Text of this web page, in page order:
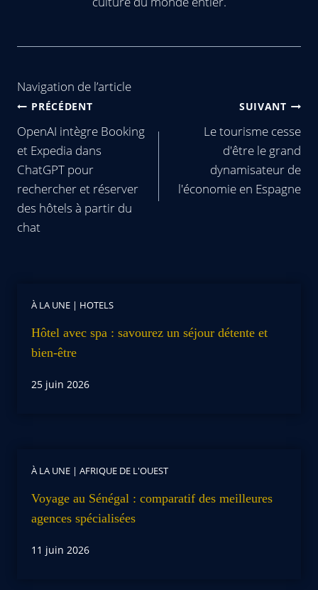
Navigation de l’article
PRÉCÉDENT
OpenAI intègre Booking
et Expedia dans
ChatGPT pour
rechercher et réserver
des hôtels à partir du
chat
SUIVANT
Le tourisme cesse
d'être le grand
dynamisateur de
l'économie en Espagne
À LA UNE | HOTELS
Hôtel avec spa : savourez un séjour détente et
bien-être
25 juin 2026
À LA UNE | AFRIQUE DE L'OUEST
Voyage au Sénégal : comparatif des meilleures
agences spécialisées
11 juin 2026